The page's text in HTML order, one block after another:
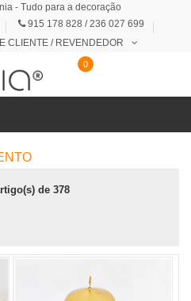
- Tudo para a decoração
915 178 828 / 236 027 699
CLIENTE / REVENDEDOR
0
de 378